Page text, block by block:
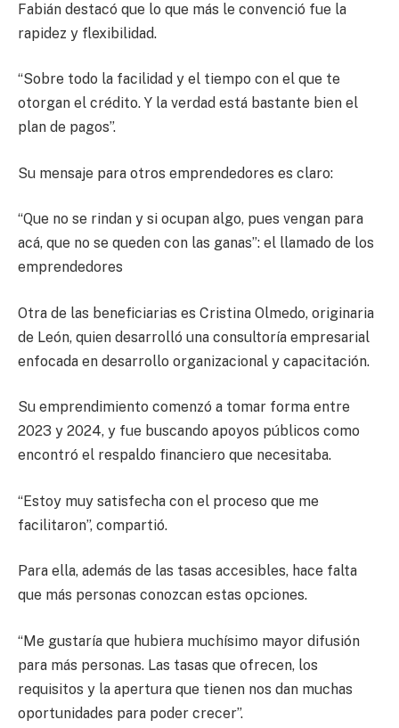
Fabián destacó que lo que más le convenció fue la
rapidez y flexibilidad.
“Sobre todo la facilidad y el tiempo con el que te
otorgan el crédito. Y la verdad está bastante bien el
plan de pagos”.
Su mensaje para otros emprendedores es claro:
“Que no se rindan y si ocupan algo, pues vengan para
acá, que no se queden con las ganas”: el llamado de los
emprendedores
Otra de las beneficiarias es Cristina Olmedo, originaria
de León, quien desarrolló una consultoría empresarial
enfocada en desarrollo organizacional y capacitación.
Su emprendimiento comenzó a tomar forma entre
2023 y 2024, y fue buscando apoyos públicos como
encontró el respaldo financiero que necesitaba.
“Estoy muy satisfecha con el proceso que me
facilitaron”, compartió.
Para ella, además de las tasas accesibles, hace falta
que más personas conozcan estas opciones.
“Me gustaría que hubiera muchísimo mayor difusión
para más personas. Las tasas que ofrecen, los
requisitos y la apertura que tienen nos dan muchas
oportunidades para poder crecer”.